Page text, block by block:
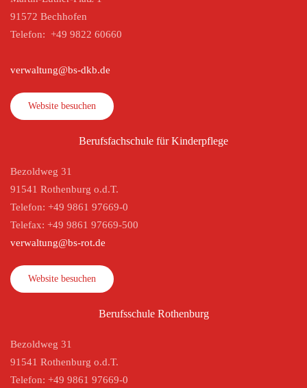
91572 Bechhofen
Telefon: +49 9822 60660
verwaltung@bs-dkb.de
Website besuchen
Berufsfachschule für Kinderpflege
Bezoldweg 31
91541 Rothenburg o.d.T.
Telefon: +49 9861 97669-0
Telefax: +49 9861 97669-500
verwaltung@bs-rot.de
Website besuchen
Berufsschule Rothenburg
Bezoldweg 31
91541 Rothenburg o.d.T.
Telefon: +49 9861 97669-0